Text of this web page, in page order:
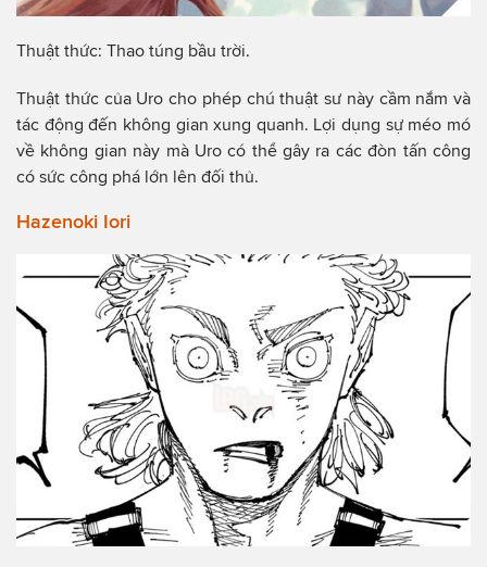
Thuật thức: Thao túng bầu trời.
Thuật thức của Uro cho phép chú thuật sư này cầm nắm và
tác động đến không gian xung quanh. Lợi dụng sự méo mó
về không gian này mà Uro có thể gây ra các đòn tấn công
có sức công phá lớn lên đối thủ.
Hazenoki Iori